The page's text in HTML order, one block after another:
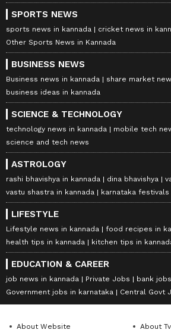
SPORTS NEWS
sports news in kannada
cricket news in
Other Sports News in Kannada
BUSINESS NEWS
Business news in kannada
share market
business ideas in kannada
SCIENCE & TECHNOLOGY
technology news in kannada
mobile tech
science and tech news
ASTROLOGY
rashi bhavishya in kannada dina bhavishya
vastu shastra in kannada
karnataka festivals
LIFESTYLE
Lifestyle news in kannada
food recipes in
health tips in kannada
kitchen tips in
EDUCATION & CAREER
job news in kannada Private Jobs
bank
Government jobs in karnataka
Central Govt
About Website About Tv